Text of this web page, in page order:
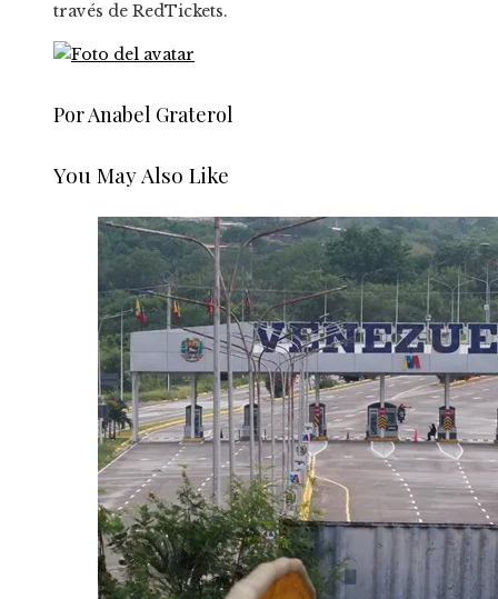
través de RedTickets.
Por Anabel Graterol
You May Also Like